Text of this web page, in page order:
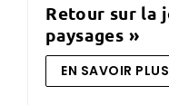
retour sur la journée « musique &
paysages »
EN SAVOIR PLUS